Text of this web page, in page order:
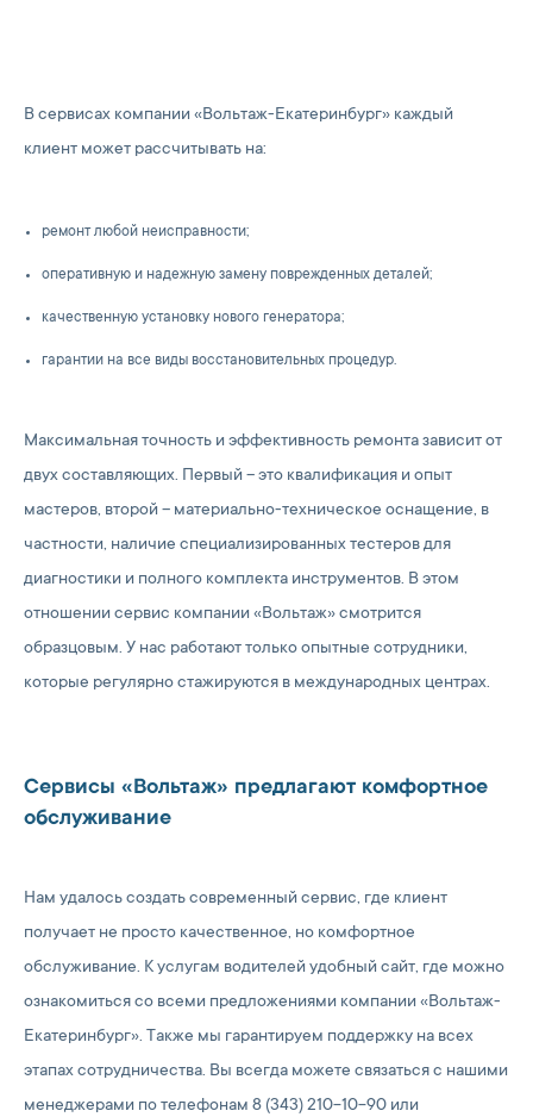
В сервисах компании «Вольтаж-Екатеринбург» каждый
клиент может рассчитывать на:
ремонт любой неисправности;
оперативную и надежную замену поврежденных деталей;
качественную установку нового генератора;
гарантии на все виды восстановительных процедур.
Максимальная точность и эффективность ремонта зависит от
двух составляющих. Первый – это квалификация и опыт
мастеров, второй – материально-техническое оснащение, в
частности, наличие специализированных тестеров для
диагностики и полного комплекта инструментов. В этом
отношении сервис компании «Вольтаж» смотрится
образцовым. У нас работают только опытные сотрудники,
которые регулярно стажируются в международных центрах.
Сервисы «Вольтаж» предлагают комфортное
обслуживание
Нам удалось создать современный сервис, где клиент
получает не просто качественное, но комфортное
обслуживание. К услугам водителей удобный сайт, где можно
ознакомиться со всеми предложениями компании «Вольтаж-
Екатеринбург». Также мы гарантируем поддержку на всех
этапах сотрудничества. Вы всегда можете связаться с нашими
менеджерами по телефонам 8 (343) 210-10-90 или